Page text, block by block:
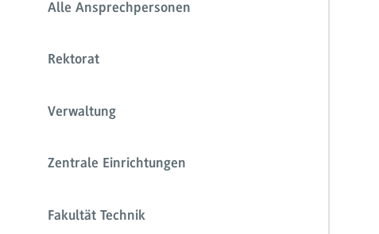
Alle Ansprechpersonen
Rektorat
Verwaltung
Zentrale Einrichtungen
Fakultät Technik